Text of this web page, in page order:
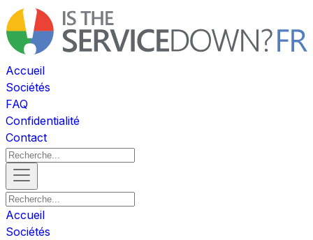
Accueil
Sociétés
FAQ
Confidentialité
Contact
Accueil
Sociétés